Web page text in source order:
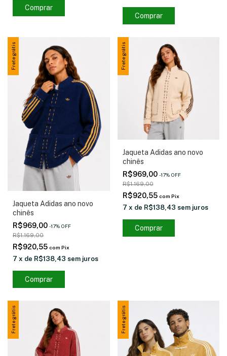
Comprar
Comprar
Frete grátis
Jaqueta Adidas ano novo
chinês
R$969,00 -17% OFF
R$1.169,00
R$920,55 com Pix
7 x de R$138,43 sem juros
Comprar
Frete grátis
Jaqueta Adidas ano novo
chinês
R$969,00 -17% OFF
R$1.169,00
R$920,55 com Pix
7 x de R$138,43 sem juros
Comprar
Frete grátis Frete grátis